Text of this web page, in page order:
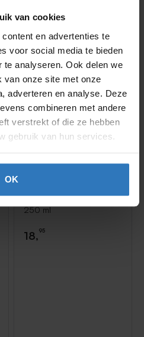
van cookies
en advertenties te
voor social media te bieden
analyseren. Ook delen we
van onze site met onze
adverteren en analyse. Deze
combineren met andere
verstrekt of die ze hebben
gebruik van hun services.
OK
Haarmasker 250 ml
250 ml
18,95